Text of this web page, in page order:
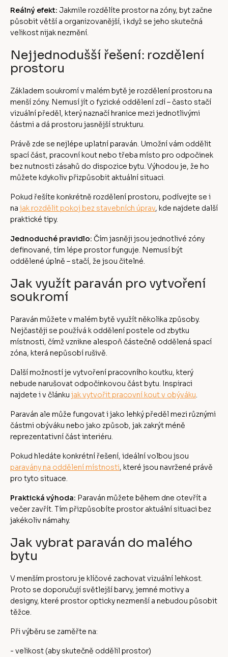
Reálný efekt: Jakmile rozdělíte prostor na zóny, byt začne
působit větší a organizovanější, i když se jeho skutečná
velikost nijak nezmění.
Nejjednodušší řešení: rozdělení
prostoru
Základem soukromí v malém bytě je rozdělení prostoru na
menší zóny. Nemusí jít o fyzické oddělení zdí – často stačí
vizuální předěl, který naznačí hranice mezi jednotlivými
částmi a dá prostoru jasnější strukturu.
Právě zde se nejlépe uplatní paraván. Umožní vám oddělit
spací část, pracovní kout nebo třeba místo pro odpočinek
bez nutnosti zásahů do dispozice bytu. Výhodou je, že ho
můžete kdykoliv přizpůsobit aktuální situaci.
Pokud řešíte konkrétně rozdělení prostoru, podívejte se i
na jak rozdělit pokoj bez stavebních úprav, kde najdete další
praktické tipy.
Jednoduché pravidlo: Čím jasněji jsou jednotlivé zóny
definované, tím lépe prostor funguje. Nemusí být
oddělené úplně – stačí, že jsou čitelné.
Jak využít paraván pro vytvoření
soukromí
Paraván můžete v malém bytě využít několika způsoby.
Nejčastěji se používá k oddělení postele od zbytku
místnosti, čímž vznikne alespoň částečně oddělená spací
zóna, která nepůsobí rušivě.
Další možností je vytvoření pracovního koutku, který
nebude narušovat odpočinkovou část bytu. Inspiraci
najdete i v článku jak vytvořit pracovní kout v obýváku.
Paraván ale může fungovat i jako lehký předěl mezi různými
částmi obýváku nebo jako způsob, jak zakrýt méně
reprezentativní část interiéru.
Pokud hledáte konkrétní řešení, ideální volbou jsou
paravány na oddělení místnosti, které jsou navržené právě
pro tyto situace.
Praktická výhoda: Paraván můžete během dne otevřít a
večer zavřít. Tím přizpůsobíte prostor aktuální situaci bez
jakékoliv námahy.
Jak vybrat paraván do malého
bytu
V menším prostoru je klíčové zachovat vizuální lehkost.
Proto se doporučují světlejší barvy, jemné motivy a
designy, které prostor opticky nezmenší a nebudou působit
těžce.
Při výběru se zaměřte na:
- velikost (aby skutečně oddělil prostor)